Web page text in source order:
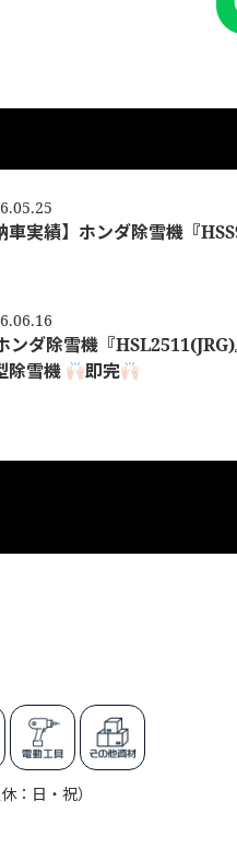
車実績】ホンダ除雪機『
ンダ除雪機『
除雪機
即完
：日・祝）